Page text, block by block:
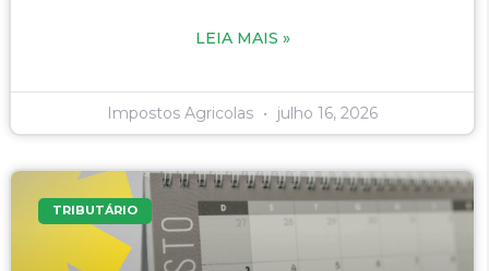
LEIA MAIS »
Impostos Agricolas julho 16, 2026
TRIBUTÁRIO